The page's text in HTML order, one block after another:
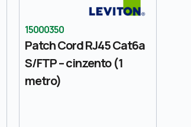
15000350
Patch Cord RJ45 Cat6a
S/FTP – cinzento (1
metro)